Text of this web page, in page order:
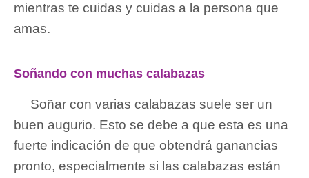
mientras te cuidas y cuidas a la persona que
amas.
Soñando con muchas calabazas
Soñar con varias calabazas suele ser un
buen augurio. Esto se debe a que esta es una
fuerte indicación de que obtendrá ganancias
pronto, especialmente si las calabazas están